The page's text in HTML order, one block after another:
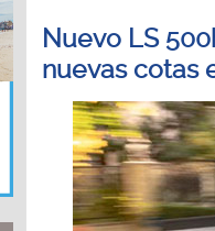
Nuevo LS
nuevas cotas